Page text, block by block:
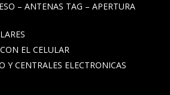
– ANTENAS TAG – APERTURA
EL CELULAR
Y CENTRALES ELECTRONICAS